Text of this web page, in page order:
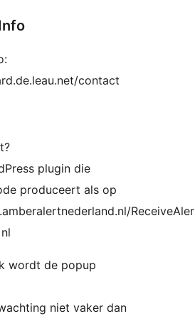
contact
plugin die
produceert als op
wordt de popup
niet vaker dan